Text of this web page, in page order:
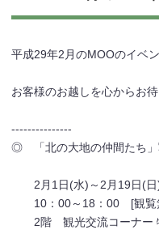
平成29年2月のMOOのイベ
お客様のお越しを心からお
---------------
◎ 「北の大地の仲間たち」
2月1日(水)～2月19日(日
10：00～18：00 [観覧
2階 観光交流コーナー